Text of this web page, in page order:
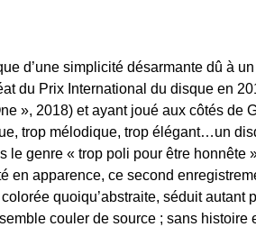
d’une simplicité désarmante dû à
du Prix International du disque en
», 2018) et ayant joué aux côtés de
trop mélodique, trop élégant…un
le genre « trop poli pour être honnête
en apparence, ce second
quoiqu’abstraite, séduit autant
couler de source ; sans histoire